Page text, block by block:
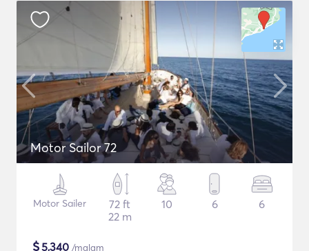
Motor Sailor 72
Motor Sailer
72 ft
22 m
10 6 6
$5,340 /malam